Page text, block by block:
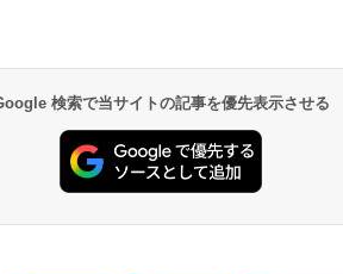
検索で当サイトの記事を優先表示させる